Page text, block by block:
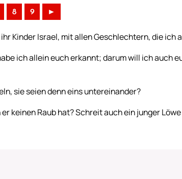
8 9 ►
Kinder Israel, mit allen Geschlechtern, die ich
ich allein euch erkannt; darum will ich auch
sie seien denn eins untereinander?
keinen Raub hat? Schreit auch ein junger